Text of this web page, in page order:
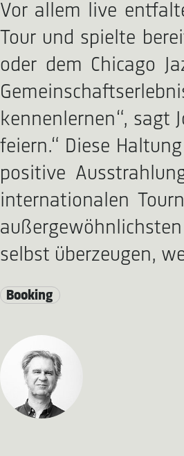
Vor allem live
Tour und spielte
oder dem Chicago
kennenlernen“, sagt
feiern.“ Diese
positive
internationalen
selbst überzeugen,
Booking